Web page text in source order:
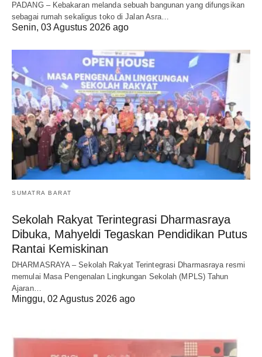
PADANG – Kebakaran melanda sebuah bangunan yang difungsikan
sebagai rumah sekaligus toko di Jalan Asra…
Senin, 03 Agustus 2026 ago
SUMATRA BARAT
Sekolah Rakyat Terintegrasi Dharmasraya
Dibuka, Mahyeldi Tegaskan Pendidikan Putus
Rantai Kemiskinan
DHARMASRAYA – Sekolah Rakyat Terintegrasi Dharmasraya resmi
memulai Masa Pengenalan Lingkungan Sekolah (MPLS) Tahun
Ajaran…
Minggu, 02 Agustus 2026 ago